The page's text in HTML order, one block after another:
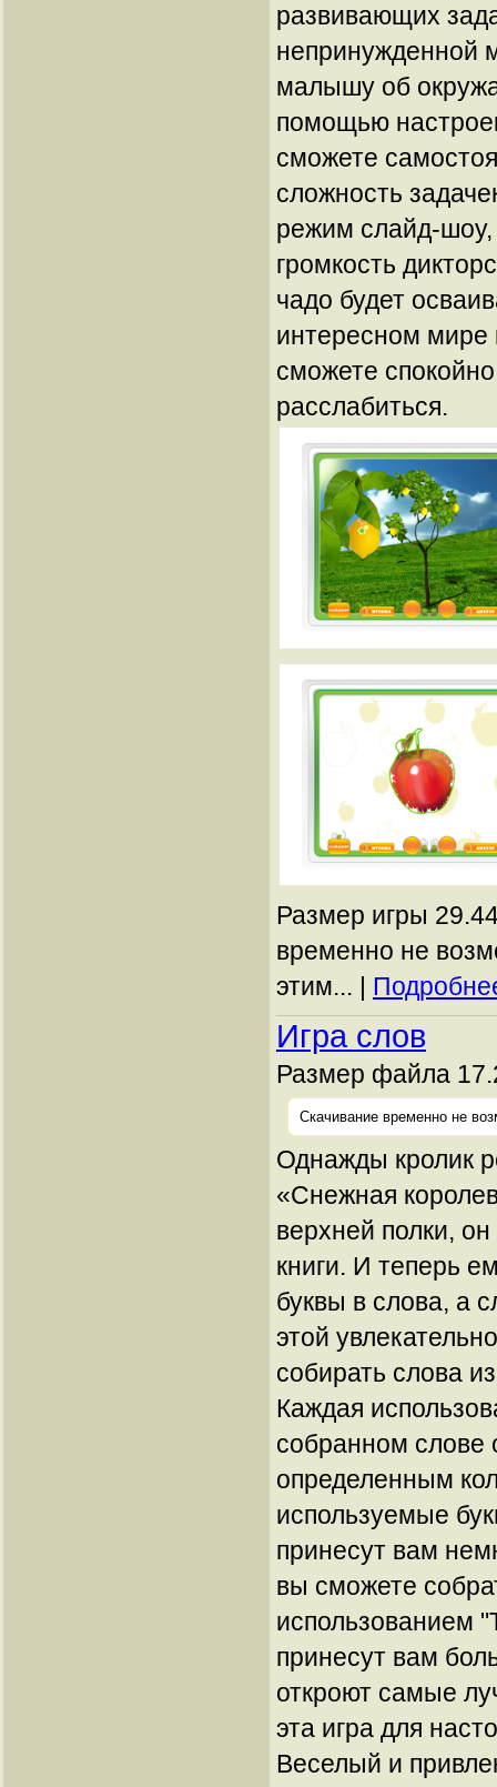
развивающих
непринужденной
малышу об
помощью
сможете
сложность
режим слайд-шоу,
громкость
чадо будет
интересном мире
сможете
расслабиться.
Размер игры
временно не
этим... |
Игра слов
Размер файла
Скачивание временно не
Однажды кролик
«Снежная
верхней полки,
книги. И теперь
буквы в слова, а
этой
собирать слова
Каждая
собранном слове
определенным
используемые
принесут вам
вы сможете
использованием
принесут вам
откроют самые
эта игра для
Веселый и